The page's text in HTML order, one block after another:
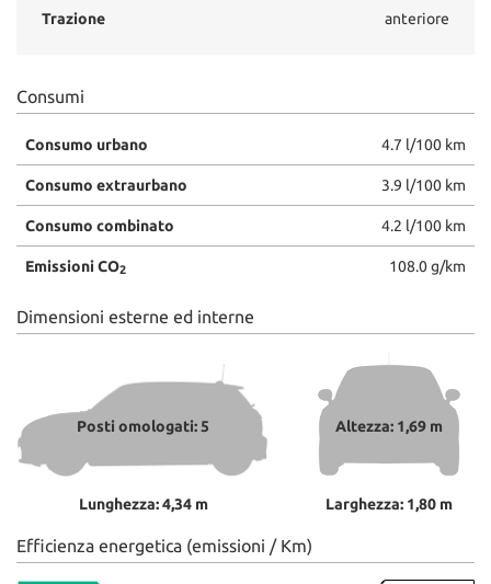
Trazione anteriore
Consumi
Consumo urbano 4.7 l/100 km
Consumo extraurbano 3.9 l/100 km
Consumo combinato 4.2 l/100 km
Emissioni CO2 108.0 g/km
Dimensioni esterne ed interne
Posti omologati: 5
Lunghezza: 4,34 m
Altezza: 1,69 m
Larghezza: 1,80 m
Efficienza energetica (emissioni / Km)